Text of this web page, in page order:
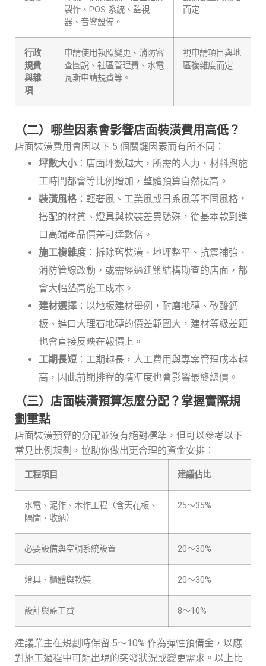
製作、POS 系統、監視
器、音響設備。
而定
行政
規費
與雜
項
申請使用執照變更、消防審
查圖說、社區管理費、水電
瓦斯申請規費等。
視申請項目與地
區複雜度而定
（二）哪些因素會影響店面裝潢費用高低？
店面裝潢費用會因以下 5 個關鍵因素而有所不同：
坪數大小：店面坪數越大，所需的人力、材料與施
工時間都會等比例增加，整體預算自然提高。
裝潢風格 ：輕奢風、工業風或日系風等不同風格，
搭配的材質、燈具與軟裝差異懸殊，從基本款到進
口高端產品價差可達數倍。
施工複雜度 ：拆除舊裝潢、地坪整平、抗震補強、
消防管線改動，或需經過建築結構勘查的店面，都
會大幅墊高施工成本。
建材選擇 ：以地板建材舉例，耐磨地磚、矽酸鈣
板、進口大理石地磚的價差範圍大，建材等級差距
也會直接反映在報價上。
工期長短 ：工期越長，人工費用與專案管理成本越
高，因此前期排程的精準度也會影響最終總價。
（三）店面裝潢預算怎麼分配？掌握實際規
劃重點
店面裝潢預算的分配並沒有絕對標準，但可以參考以下
常見比例規劃，協助你做出更合理的資金安排：
工程項目 建議佔比
水電、泥作、木作工程（含天花板、
隔間、收納）
25～35%
必要設備與空調系統設置 20～30%
燈具、櫃體與軟裝 20～30%
設計與監工費 8～10%
建議業主在規劃時保留 5～10% 作為彈性預備金，以應
對施工過程中可能出現的突發狀況或變更需求。以上比